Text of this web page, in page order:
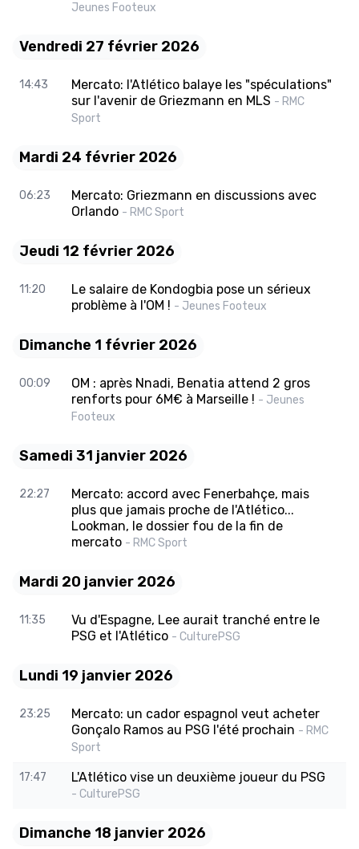
Jeunes Footeux
Vendredi 27 février 2026
14:43
Mercato: l'Atlético balaye les "spéculations"
sur l'avenir de Griezmann en MLS - RMC
Sport
Mardi 24 février 2026
06:23
Mercato: Griezmann en discussions avec
Orlando - RMC Sport
Jeudi 12 février 2026
11:20
Le salaire de Kondogbia pose un sérieux
problème à l'OM ! - Jeunes Footeux
Dimanche 1 février 2026
00:09
OM : après Nnadi, Benatia attend 2 gros
renforts pour 6M€ à Marseille ! - Jeunes
Footeux
Samedi 31 janvier 2026
22:27
Mercato: accord avec Fenerbahçe, mais
plus que jamais proche de l'Atlético...
Lookman, le dossier fou de la fin de
mercato - RMC Sport
Mardi 20 janvier 2026
11:35
Vu d'Espagne, Lee aurait tranché entre le
PSG et l'Atlético - CulturePSG
Lundi 19 janvier 2026
23:25
Mercato: un cador espagnol veut acheter
Gonçalo Ramos au PSG l'été prochain - RMC
Sport
17:47 L'Atlético vise un deuxième joueur du PSG
- CulturePSG
Dimanche 18 janvier 2026